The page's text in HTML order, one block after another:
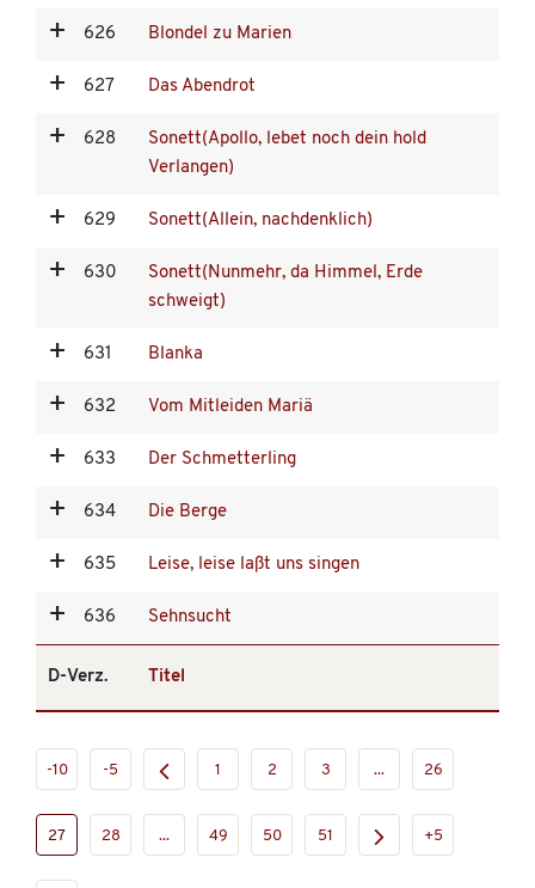
626 Blondel zu Marien
627 Das Abendrot
628
Sonett(Apollo, lebet noch dein hold
Verlangen)
629 Sonett(Allein, nachdenklich)
630
Sonett(Nunmehr, da Himmel, Erde
schweigt)
631 Blanka
632 Vom Mitleiden Mariä
633 Der Schmetterling
634 Die Berge
635 Leise, leise laßt uns singen
636 Sehnsucht
D-Verz. Titel
-10 -5 1 2 3 ... 26
27 28 ... 49 50 51 +5